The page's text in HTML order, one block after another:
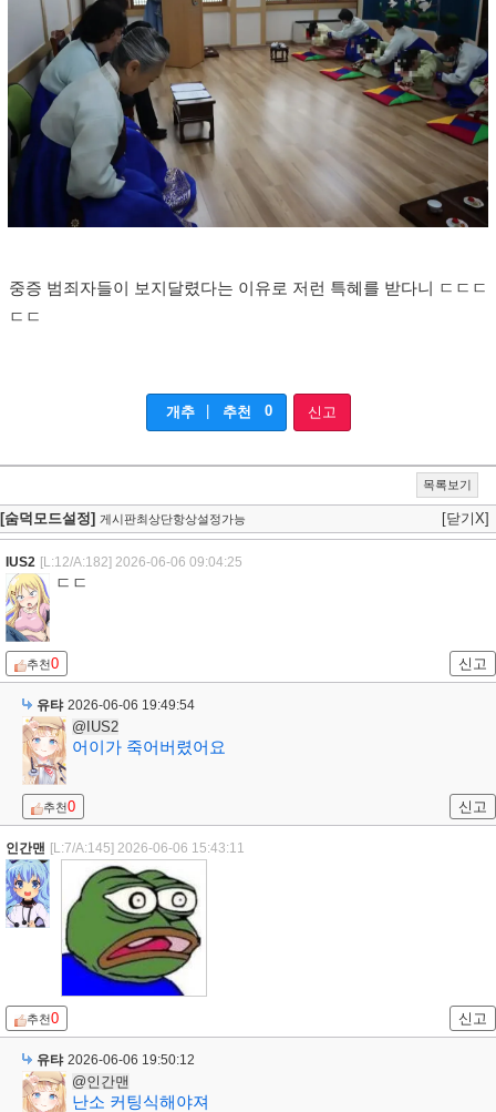
중증 범죄자들이 보지달렸다는 이유로 저런 특혜를 받다니 ㄷㄷㄷ
ㄷㄷ
개추 추천 0 신고
목록보기
[숨덕모드설정] 게시판최상단항상설정가능 [닫기X]
IUS2 [L:12/A:182] 2026-06-06 09:04:25
ㄷㄷ
추천0 신고
유탸 2026-06-06 19:49:54
@IUS2
어이가 죽어버렸어요
추천0 신고
인간맨 [L:7/A:145] 2026-06-06 15:43:11
추천0 신고
유탸 2026-06-06 19:50:12
@인간맨
난소 커팅식해야져